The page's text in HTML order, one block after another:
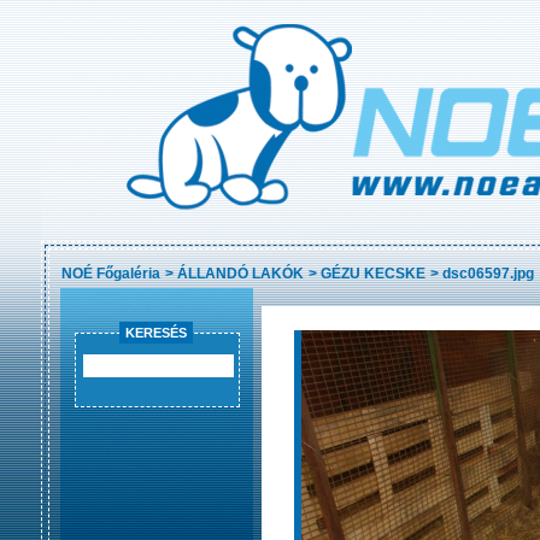
NOÉ Főgaléria >ÁLLANDÓ LAKÓK >GÉZU KECSKE >dsc06597.jpg
KERESÉS